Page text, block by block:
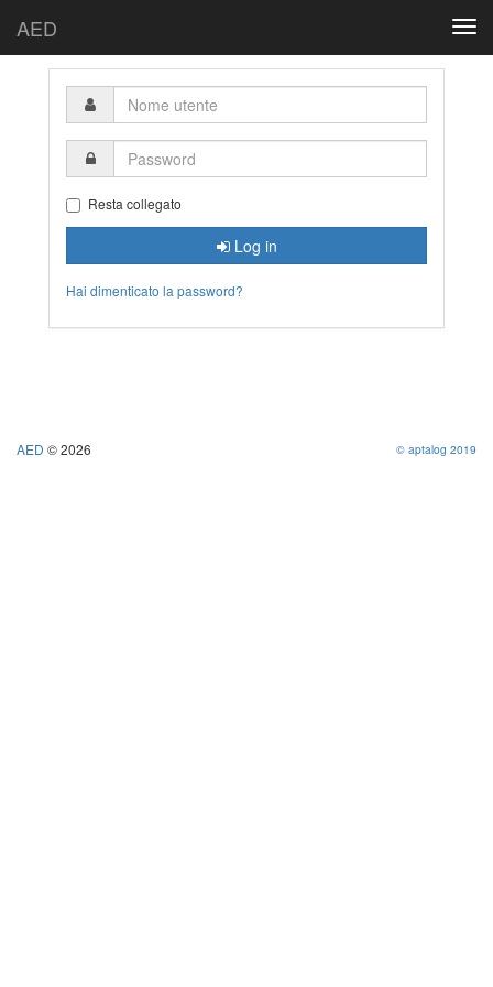
AED
Nome
utente
Password
Resta collegato
Log in
Hai dimenticato la password?
AED © 2026 © aptalog 2019